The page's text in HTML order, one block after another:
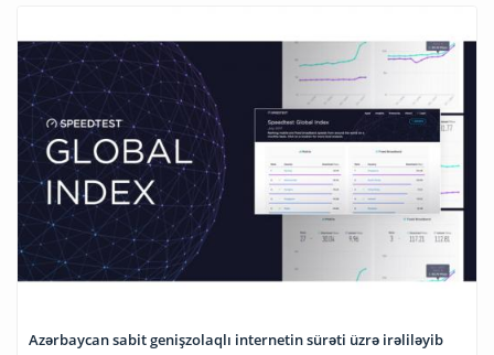
Azərbaycan sabit genişzolaqlı internetin sürəti üzrə irəliləyib